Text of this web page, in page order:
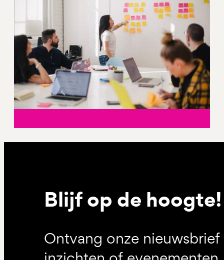
Blijf op de hoogte!
Ontvang onze